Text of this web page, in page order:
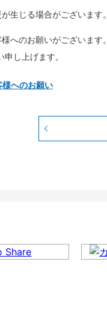
生じる場合がございます。
へのお願いがございます。
し上げます。
へのお願い